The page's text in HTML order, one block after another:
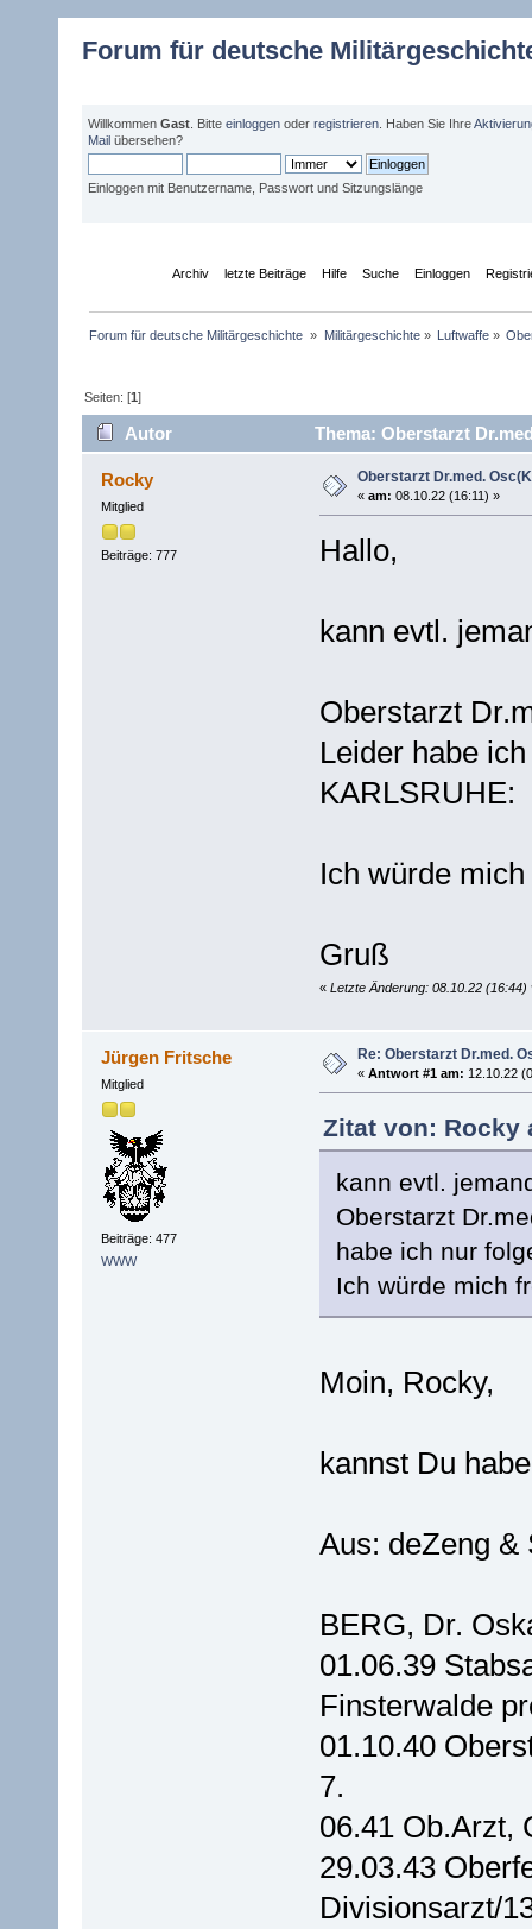
Forum für deutsche
Willkommen Gast . Bitte einloggen oder registrieren . Haben Sie Ihre
Mail übersehen?
Einloggen mit Benutzername, Passwort und Sitzungslänge
Archiv letzte Beiträge Hilfe Suche Einloggen
Forum für deutsche Militärgeschichte » Militärgeschichte» Luftwaffe»
Seiten: [1]
Autor Thema: Oberstarzt
Rocky
Mitglied
Beiträge: 777
Oberstarzt Dr.med.
« am: 08.10.22 (16:11) »
Hallo,
kann evtl.
Oberstarzt
Leider habe
KARLSRUHE:
Ich würde
Gruß
« Letzte Änderung: 08.10.22
Jürgen Fritsche
Mitglied
Beiträge: 477
WWW
Re: Oberstarzt Dr.med.
« Antwort #1 am: 12.10.22
Zitat von: Rocky
kann evtl.
Oberstarzt
habe ich nur
Ich würde mich
Moin, Rocky,
kannst Du
Aus: deZeng &
BERG, Dr.
01.06.39
Finsterwalde
01.10.40
7.
06.41 Ob.Arzt,
29.03.43
Divisionsarzt/